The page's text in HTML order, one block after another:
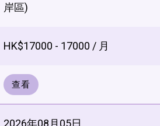
岸區)
HK$17000 - 17000 / 月
查看
2026年08月05日